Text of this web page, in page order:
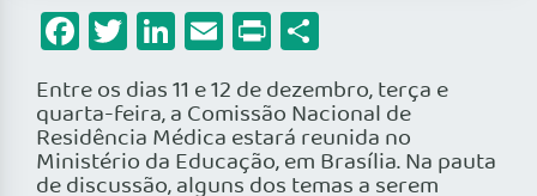
Facebook
Twitter
LinkedIn
Email
Print
Entre os dias 11 e 12 de dezembro, terça e
quarta-feira, a Comissão Nacional de
Residência Médica estará reunida no
Ministério da Educação, em Brasília. Na pauta
de discussão, alguns dos temas a serem